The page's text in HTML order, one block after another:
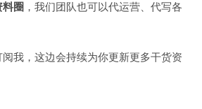
圈 ，我们团队也可以代运营、代写各
，这边会持续为你更新更多干货资